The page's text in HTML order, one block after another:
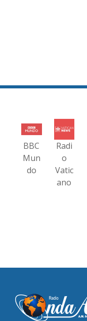
BBC
Mun
do
Radi
o
Vatic
ano